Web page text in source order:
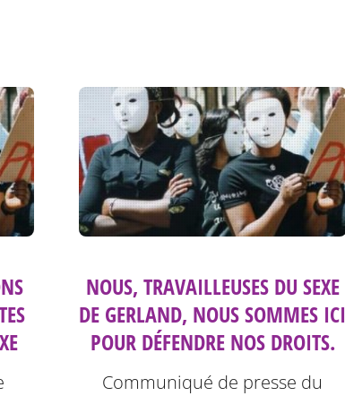
NOUS, TRAVAILLEUSES DU SEXE
DE GERLAND, NOUS SOMMES ICI
POUR DÉFENDRE NOS DROITS.
Communiqué de presse du